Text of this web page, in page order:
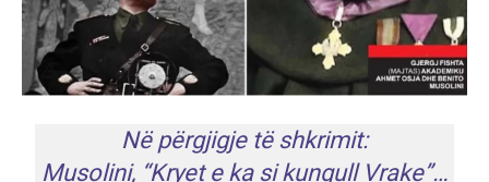
Në përgjigje të shkrimit:
Musolini, “Kryet e ka si kungull Vrake”…